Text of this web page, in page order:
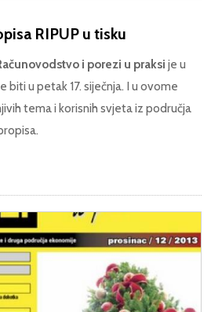
RIPUP u tisku
i porezi u praksi je u
biti u petak 17. siječnja. I u ovome
tema i korisnih svjeta iz područja